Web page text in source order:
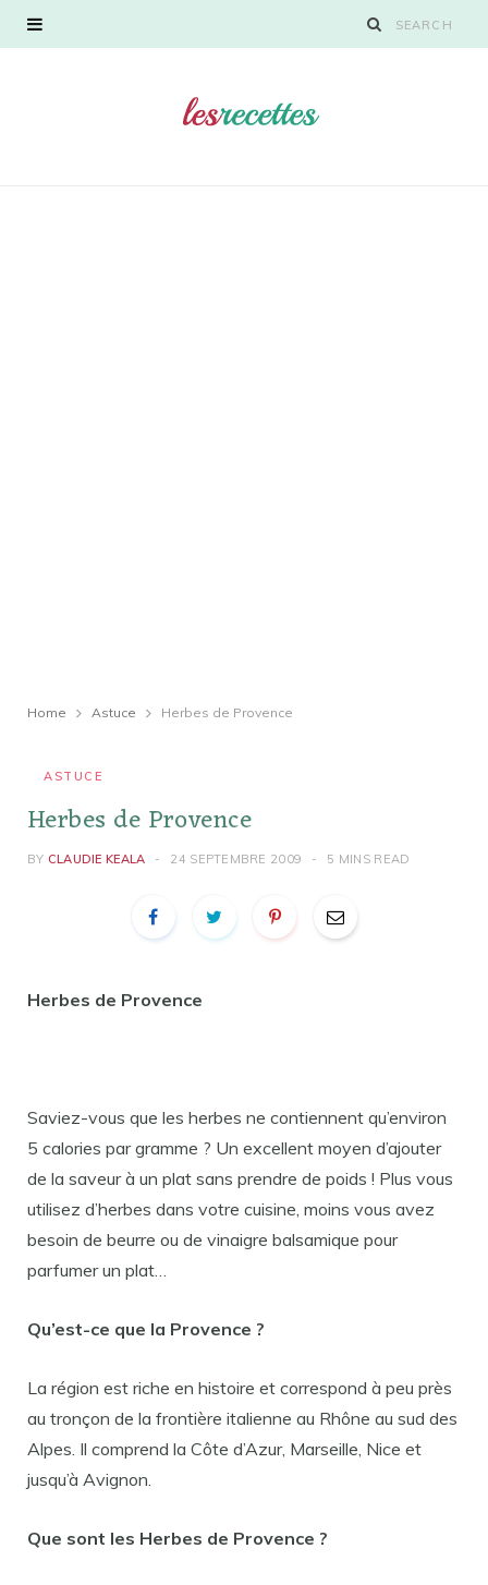
Home Astuce Herbes de Provence
ASTUCE
Herbes de Provence
BY CLAUDIE KEALA 24 SEPTEMBRE 2009 5 MINS READ
Herbes de Provence
Saviez-vous que les herbes ne contiennent qu’environ
5 calories par gramme ? Un excellent moyen d’ajouter
de la saveur à un plat sans prendre de poids ! Plus vous
utilisez d’herbes dans votre cuisine, moins vous avez
besoin de beurre ou de vinaigre balsamique pour
parfumer un plat…
Qu’est-ce que la Provence ?
La région est riche en histoire et correspond à peu près
au tronçon de la frontière italienne au Rhône au sud des
Alpes. Il comprend la Côte d’Azur, Marseille, Nice et
jusqu’à Avignon.
Que sont les Herbes de Provence ?